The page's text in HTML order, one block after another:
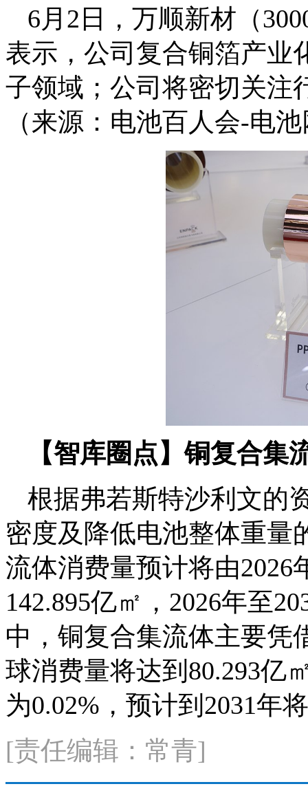
6月2日，万顺新材（
表示，公司复合铜箔产业
子领域；公司将密切关注
（来源：电池百人会-电
【智库圈点】铜复合集
根据弗若斯特沙利文的
密度及降低电池整体重量
流体消费量预计将由2026
142.895亿㎡，2026年至
中，铜复合集流体主要凭
球消费量将达到80.293亿
为0.02%，预计到2031年
[责任编辑：常青]